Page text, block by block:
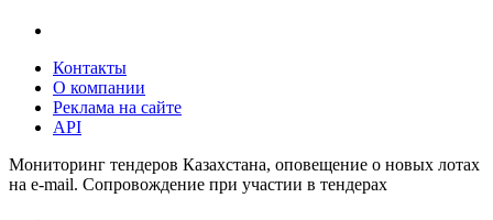
Контакты
О компании
Реклама на сайте
API
Мониторинг тендеров Казахстана, оповещение о новых лотах
на e-mail. Сопровождение при участии в тендерах